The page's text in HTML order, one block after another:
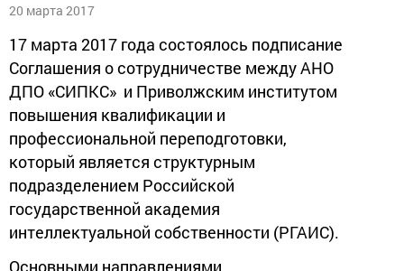
20 марта 2017
17 марта 2017 года состоялось подписание
Соглашения о сотрудничестве между АНО
ДПО «СИПКС» и Приволжским институтом
повышения квалификации и
профессиональной переподготовки,
который является структурным
подразделением Российской
государственной академия
интеллектуальной собственности (РГАИС).
Основными направлениями